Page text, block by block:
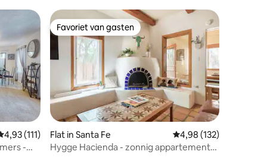
beoordeling van 4,93 op 5, 111 recensies
4,93 (111)
-
Favoriet van gasten
Favoriet van gasten
Flat in Santa Fe Gemiddelde
4,98 (132)
Hygge Hacienda - zonnig appartement